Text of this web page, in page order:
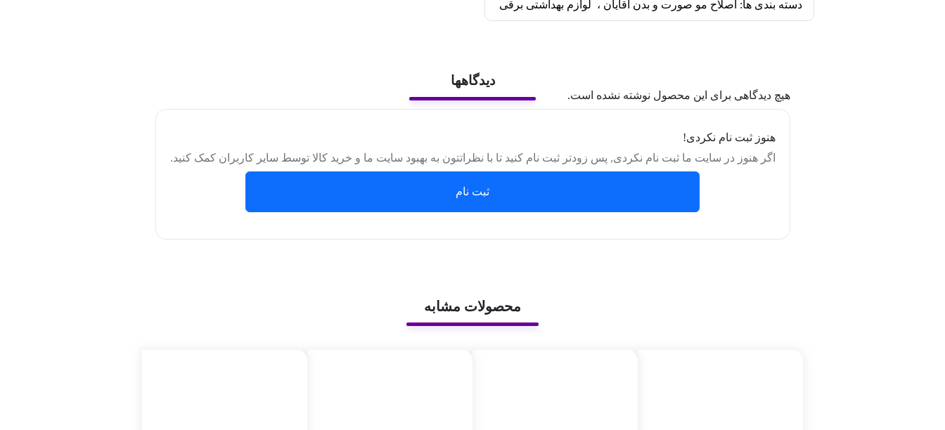
دسته بندی ها: اصلاح مو صورت و بدن آقایان ، لوازم بهداشتی برقی
دیدگاهها
هیچ دیدگاهی برای این محصول نوشته نشده است.
هنوز ثبت نام نکردی!
اگر هنوز در سایت ما ثبت نام نکردی, پس زودتر ثبت نام کنید تا با نظراتتون به بهبود سایت ما و خرید کالا توسط سایر کاربران کمک کنید.
ثبت نام
محصولات مشابه